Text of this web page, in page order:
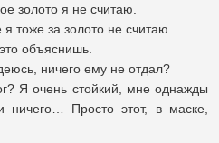
золото я не считаю.
я тоже за золото не считаю.
объяснишь.
ничего ему не отдал?
Я очень стойкий, мне однажды
ничего… Просто этот, в маске,